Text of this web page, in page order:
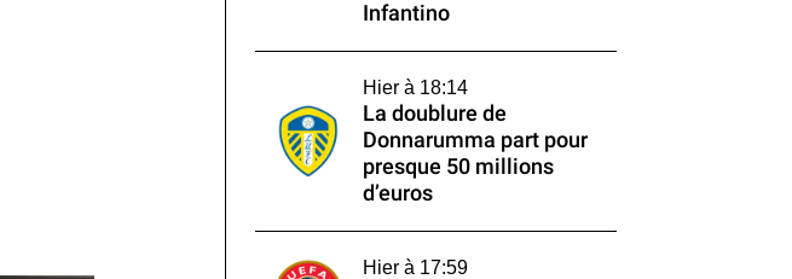
Infantino
Hier à 18:14
La doublure de
Donnarumma part pour
presque 50 millions
d’euros
Hier à 17:59